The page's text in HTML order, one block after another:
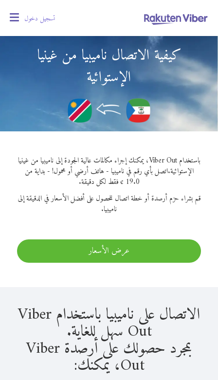
تسجيل دخول
كيفية الاتصال ناميبيا من غينيا
الإستوائية
باستخدام Viber Out، يمكنك إجراء مكالمات عالية الجودة إلى ناميبيا من غينيا
الإستوائية.اتصل بأي رقم في ناميبيا - هاتف أرضي أو محمول! - بداية من
19.0 ¢ فقط لكل دقيقة.
قم بشراء حزم أرصدة أو خطة اتصال للحصول على أفضل الأسعار في الدقيقة إلى
ناميبيا.
عرض الأسعار
الاتصال على ناميبيا باستخدام Viber
Out سهل للغاية.
بمجرد حصولك على أرصدة Viber
Out، يمكنك: